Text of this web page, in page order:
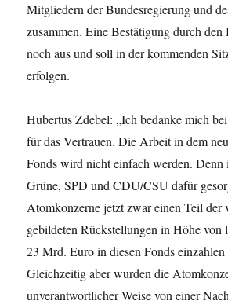
Mitgliedern der Bundesregierung und
zusammen. Eine Bestätigung durch den
noch aus und soll in der kommenden
erfolgen.
Hubertus Zdebel: „Ich bedanke mich
für das Vertrauen. Die Arbeit in dem
Fonds wird nicht einfach werden. Denn
Grüne, SPD und CDU/CSU dafür
Atomkonzerne jetzt zwar einen Teil der
gebildeten Rückstellungen in Höhe von
23 Mrd. Euro in diesen Fonds einzahlen
Gleichzeitig aber wurden die
unverantwortlicher Weise von einer